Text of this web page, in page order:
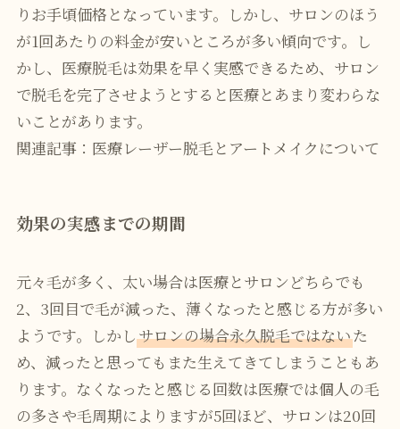
りお手頃価格となっています。しかし、サロンのほう
が1回あたりの料金が安いところが多い傾向です。し
かし、医療脱毛は効果を早く実感できるため、サロン
で脱毛を完了させようとすると医療とあまり変わらな
いことがあります。
関連記事： 医療レーザー脱毛とアートメイクについて
効果の実感までの期間
元々毛が多く、太い場合は医療とサロンどちらでも
2、3回目で毛が減った、薄くなったと感じる方が多い
ようです。しかしサロンの場合永久脱毛ではないた
め、減ったと思ってもまた生えてきてしまうこともあ
ります。なくなったと感じる回数は医療では個人の毛
の多さや毛周期によりますが5回ほど、サロンは20回